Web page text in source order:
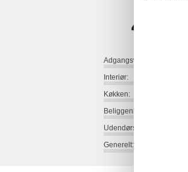
4,3
Adgangsvej:
Interiør:
Køkken:
Beliggenhed:
Udendørs:
Generelt: